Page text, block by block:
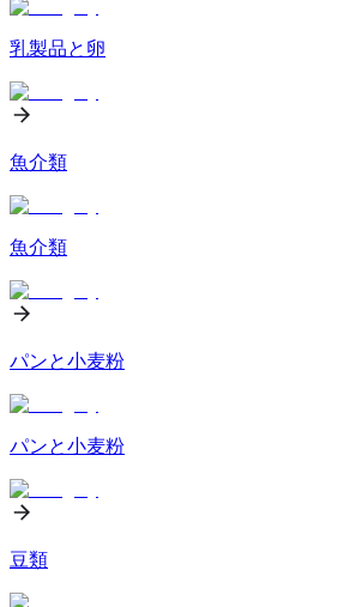
乳製品と卵
魚介類
魚介類
パンと小麦粉
パンと小麦粉
豆類